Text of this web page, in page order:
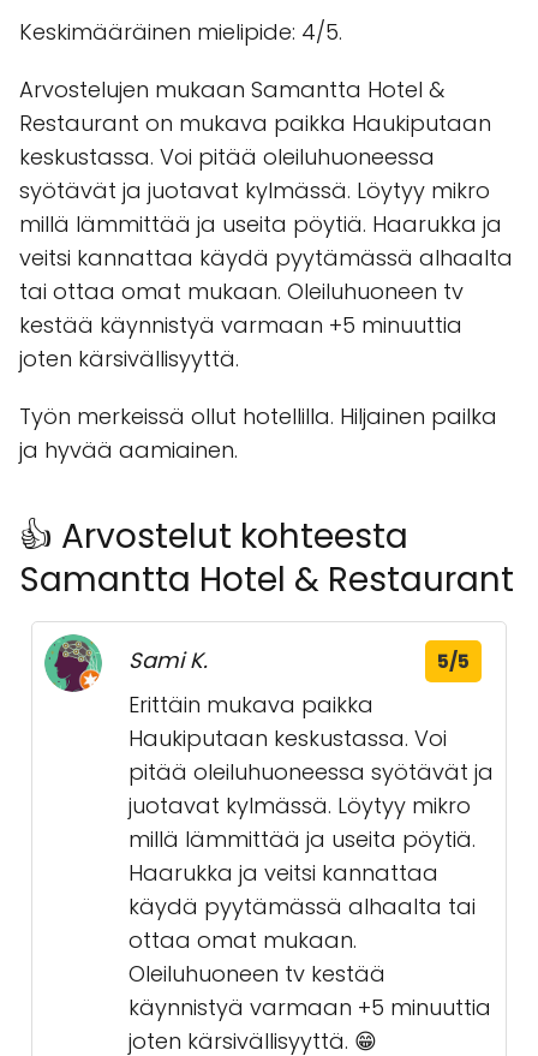
Keskimääräinen mielipide: 4/5.
Arvostelujen mukaan Samantta Hotel &
Restaurant on mukava paikka Haukiputaan
keskustassa. Voi pitää oleiluhuoneessa
syötävät ja juotavat kylmässä. Löytyy mikro
millä lämmittää ja useita pöytiä. Haarukka ja
veitsi kannattaa käydä pyytämässä alhaalta
tai ottaa omat mukaan. Oleiluhuoneen tv
kestää käynnistyä varmaan +5 minuuttia
joten kärsivällisyyttä.
Työn merkeissä ollut hotellilla. Hiljainen pailka
ja hyvää aamiainen.
👍 Arvostelut kohteesta
Samantta Hotel & Restaurant
Sami K. 5/5
Erittäin mukava paikka
Haukiputaan keskustassa. Voi
pitää oleiluhuoneessa syötävät ja
juotavat kylmässä. Löytyy mikro
millä lämmittää ja useita pöytiä.
Haarukka ja veitsi kannattaa
käydä pyytämässä alhaalta tai
ottaa omat mukaan.
Oleiluhuoneen tv kestää
käynnistyä varmaan +5 minuuttia
joten kärsivällisyyttä. 😁